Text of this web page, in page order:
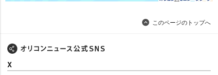
このページのトップへ
X